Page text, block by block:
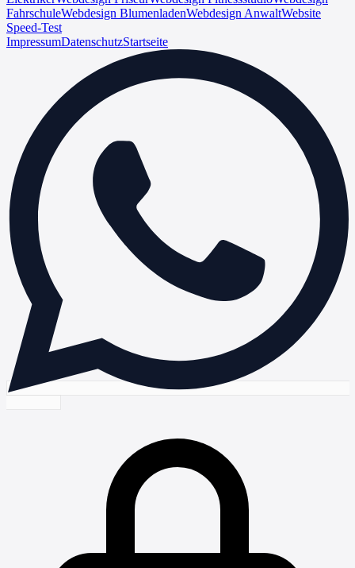
FahrschuleWebdesign BlumenladenWebdesign AnwaltWebsite
Speed-Test
ImpressumDatenschutzStartseite